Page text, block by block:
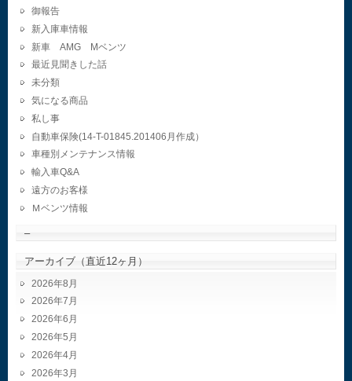
御報告
新入庫車情報
新車 AMG Mベンツ
最近見聞きした話
未分類
気になる商品
私し事
自動車保険(14-T-01845.201406月作成）
車種別メンテナンス情報
輸入車Q&A
遠方のお客様
Ｍベンツ情報
–
アーカイブ（直近12ヶ月）
2026年8月
2026年7月
2026年6月
2026年5月
2026年4月
2026年3月